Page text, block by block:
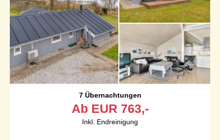
7 Übernachtungen
Ab EUR 763,-
Inkl. Endreinigung